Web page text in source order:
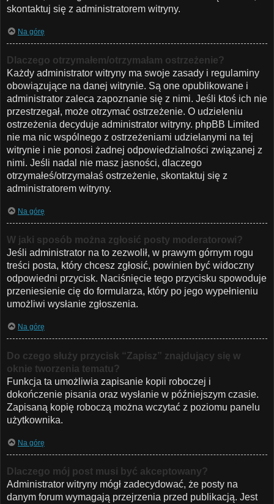
skontaktuj się z administratorem witryny.
Na górę
Dlaczego otrzymałem/otrzymałam ostrzeżenie?
Każdy administrator witryny ma swoje zasady i regulaminy
obowiązujące na danej witrynie. Są one opublikowane i
administrator zaleca zapoznanie się z nimi. Jeśli ktoś ich nie
przestrzegał, może otrzymać ostrzeżenie. O udzieleniu
ostrzeżenia decyduje administrator witryny. phpBB Limited
nie ma nic wspólnego z ostrzeżeniami udzielanymi na tej
witrynie i nie ponosi żadnej odpowiedzialności związanej z
nimi. Jeśli nadal nie masz jasności, dlaczego
otrzymałeś/otrzymałaś ostrzeżenie, skontaktuj się z
administratorem witryny.
Na górę
W jaki sposób można zgłosić posty moderatorowi?
Jeśli administrator na to zezwolił, w prawym górnym rogu
treści posta, który chcesz zgłosić, powinien być widoczny
odpowiedni przycisk. Naciśnięcie tego przycisku spowoduje
przeniesienie cię do formularza, który po jego wypełnieniu
umożliwi wysłanie zgłoszenia.
Na górę
Do czego służy przycisk “Zapisz” znajdujący się w
oknie tworzenia tematu?
Funkcja ta umożliwia zapisanie kopii roboczej i
dokończenie pisania oraz wysłanie w późniejszym czasie.
Zapisaną kopię roboczą można wczytać z poziomu panelu
użytkownika.
Na górę
Dlaczego mój post musi być akceptowany?
Administrator witryny mógł zadecydować, że posty na
danym forum wymagają przejrzenia przed publikacją. Jest